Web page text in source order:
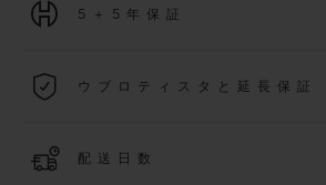
5＋5年保証
際保証が適用されます。
ウブロティスタと延長保証
月1 日以降に購入された時計を対象に、保
配送日数